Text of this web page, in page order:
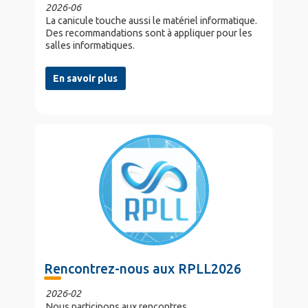
2026-06
La canicule touche aussi le matériel informatique.
Des recommandations sont à appliquer pour les
salles informatiques.
En savoir plus
Rencontrez-nous aux RPLL2026
2026-02